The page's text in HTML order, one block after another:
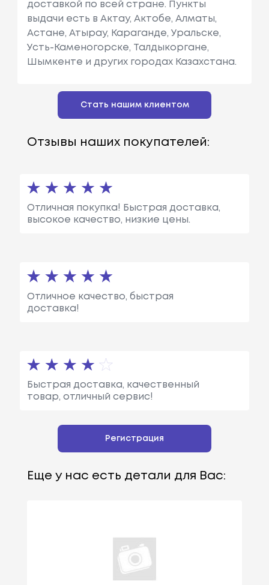
доставкой по всей стране. Пункты
выдачи есть в Актау, Актобе, Алматы,
Астане, Атырау, Караганде, Уральске,
Усть-Каменогорске, Талдыкоргане,
Шымкенте и других городах Казахстана.
Стать нашим клиентом
Отзывы наших покупателей:
Отличная покупка! Быстрая доставка,
высокое качество, низкие цены.
Отличное качество, быстрая
доставка!
Быстрая доставка, качественный
товар, отличный сервис!
Регистрация
Еще у нас есть детали для Вас: